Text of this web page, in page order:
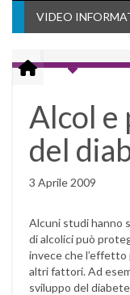
VIDEO
Alcol e
del
3 Aprile 2009
Alcuni studi hanno
di alcolici può
invece che l’effetto
altri fattori. Ad
sviluppo del